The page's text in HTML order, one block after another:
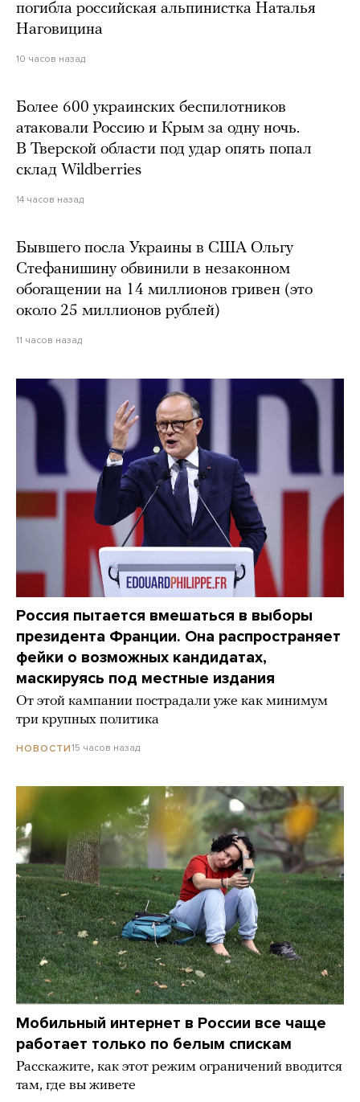
погибла российская альпинистка Наталья
Наговицина
10 часов назад
Более 600 украинских беспилотников
атаковали Россию и Крым за одну ночь.
В Тверской области под удар опять попал
склад Wildberries
14 часов назад
Бывшего посла Украины в США Ольгу
Стефанишину обвинили в незаконном
обогащении на 14 миллионов гривен (это
около 25 миллионов рублей)
11 часов назад
Россия пытается вмешаться в выборы
президента Франции. Она распространяет
фейки о возможных кандидатах,
маскируясь под местные издания
От этой кампании пострадали уже как минимум
три крупных политика
НОВОСТИ15 часов назад
Мобильный интернет в России все чаще
работает только по белым спискам
Расскажите, как этот режим ограничений вводится
там, где вы живете